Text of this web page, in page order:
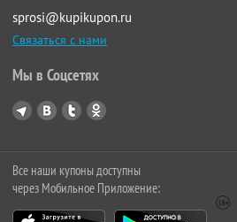
sprosi@kupikupon.ru
Связаться с нами
Мы в Соцсетях
Все наши купоны доступны
через Мобильное Приложение: